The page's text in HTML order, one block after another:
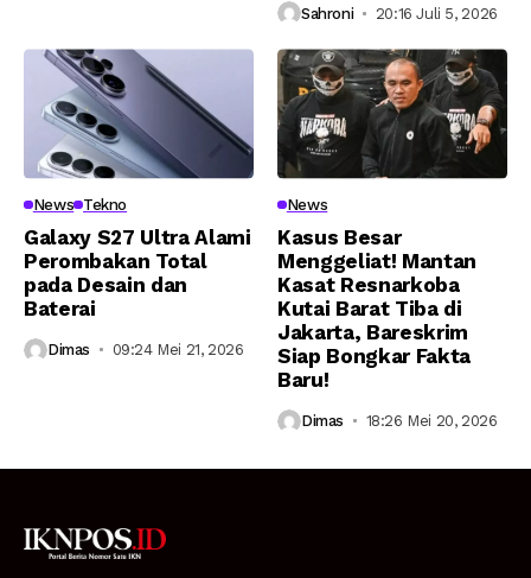
Sahroni 20:16 Juli 5, 2026
News Tekno
Galaxy S27 Ultra Alami
Perombakan Total
pada Desain dan
Baterai
Dimas 09:24 Mei 21, 2026
News
Kasus Besar
Menggeliat! Mantan
Kasat Resnarkoba
Kutai Barat Tiba di
Jakarta, Bareskrim
Siap Bongkar Fakta
Baru!
Dimas 18:26 Mei 20, 2026